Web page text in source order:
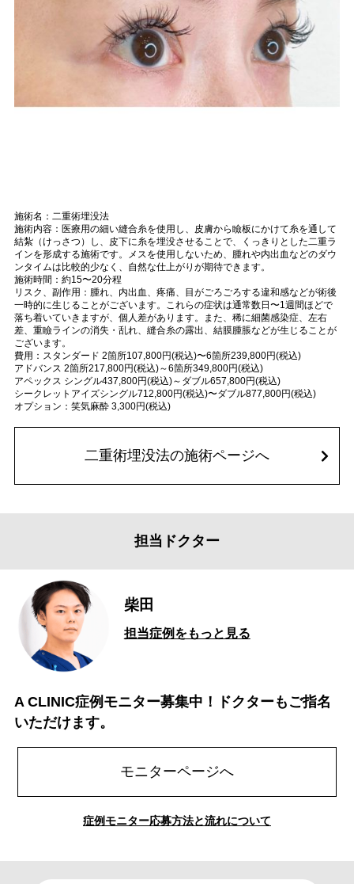
施術名：二重術埋没法
施術内容：医療用の細い縫合糸を使用し、皮膚から瞼板にかけて糸を通して
結紮（けっさつ）し、皮下に糸を埋没させることで、くっきりとした二重ラ
インを形成する施術です。メスを使用しないため、腫れや内出血などのダウ
ンタイムは比較的少なく、自然な仕上がりが期待できます。
施術時間：約15〜20分程
リスク、副作用：腫れ、内出血、疼痛、目がごろごろする違和感などが術後
一時的に生じることがございます。これらの症状は通常数日〜1週間ほどで
落ち着いていきますが、個人差があります。また、稀に細菌感染症、左右
差、重瞼ラインの消失・乱れ、縫合糸の露出、結膜腫脹などが生じることが
ございます。
費用：スタンダード 2箇所107,800円(税込)〜6箇所239,800円(税込)
アドバンス 2箇所217,800円(税込)～6箇所349,800円(税込)
アペックス シングル437,800円(税込)～ダブル657,800円(税込)
シークレットアイズシングル712,800円(税込)〜ダブル877,800円(税込)
オプション：笑気麻酔 3,300円(税込)
二重術埋没法の施術ページへ
担当ドクター
柴田
担当症例をもっと見る
A CLINIC症例モニター募集中！ドクターもご指名
いただけます。
モニターページへ
症例モニター応募方法と流れについて